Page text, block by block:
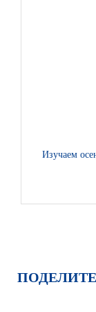
Изучаем